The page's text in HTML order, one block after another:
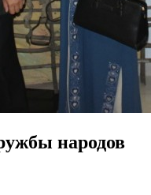
народов